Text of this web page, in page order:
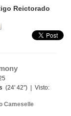
Reictorado
(24' 42'') | Visto:
Cameselle